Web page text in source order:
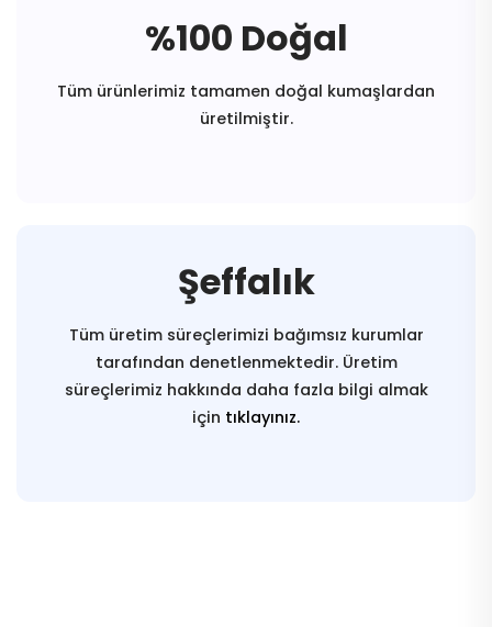
%100 Doğal
Tüm ürünlerimiz tamamen doğal kumaşlardan
üretilmiştir.
Şeffalık
Tüm üretim süreçlerimizi bağımsız kurumlar
tarafından denetlenmektedir. Üretim
süreçlerimiz hakkında daha fazla bilgi almak
için tıklayınız.